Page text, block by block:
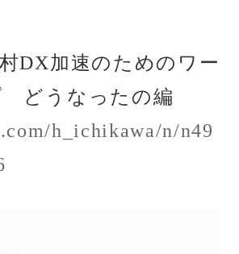
DX加速のためのワー
どうなったの編
h_ichikawa/n/n49